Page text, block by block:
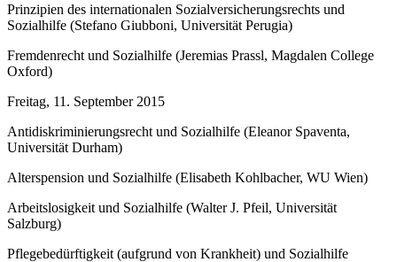
Prinzipien des internationalen Sozialversicherungsrechts und
Sozialhilfe (Stefano Giubboni, Universität Perugia)
Fremdenrecht und Sozialhilfe (Jeremias Prassl, Magdalen College
Oxford)
Freitag, 11. September 2015
Antidiskriminierungsrecht und Sozialhilfe (Eleanor Spaventa,
Universität Durham)
Alterspension und Sozialhilfe (Elisabeth Kohlbacher, WU Wien)
Arbeitslosigkeit und Sozialhilfe (Walter J. Pfeil, Universität
Salzburg)
Pflegebedürftigkeit (aufgrund von Krankheit) und Sozialhilfe